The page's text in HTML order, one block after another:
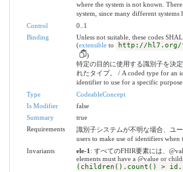
where the system is not known.
system, since many different systems
Control
0..1
Binding
Unless not suitable, these codes
(extensibleto http://hl7.org/
)
特定の目的に使用する識別子を決
れたタイプ。 / A coded type for an
identifier to use for a specific purpose.
Type
CodeableConcept
Is Modifier
false
Summary
true
Requirements
識別子システムが不明な場合、ユ
users to make use of identifiers
Invariants
ele-1 : すべてのFHIR要素には、
elements must have a @value or
(children().count() >